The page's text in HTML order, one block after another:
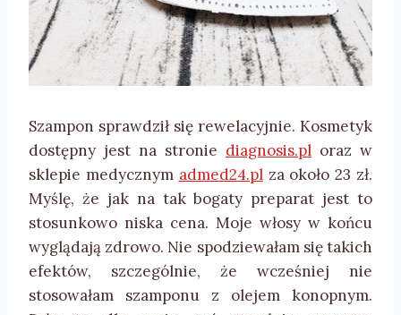
Szampon sprawdził się rewelacyjnie. Kosmetyk
dostępny jest na stronie diagnosis.pl oraz w
sklepie medycznym admed24.plza około 23 zł.
Myślę, że jak na tak bogaty preparat jest to
stosunkowo niska cena. Moje włosy w końcu
wyglądają zdrowo. Nie spodziewałam się takich
efektów, szczególnie, że wcześniej nie
stosowałam szamponu z olejem konopnym.